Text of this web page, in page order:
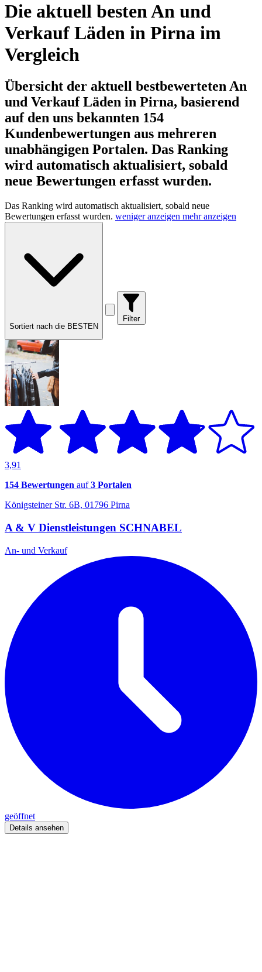
Die aktuell besten An und
Verkauf Läden in Pirna im
Vergleich
Übersicht der aktuell bestbewerteten An
und Verkauf Läden in Pirna, basierend
auf den uns bekannten 154
Kundenbewertungen aus mehreren
unabhängigen Portalen. Das Ranking
wird automatisch aktualisiert, sobald
neue Bewertungen erfasst wurden.
Das Ranking wird automatisch aktualisiert, sobald neue
Bewertungen erfasst wurden. weniger anzeigen mehr anzeigen
Sortiert nach die BESTEN
Filter
3,91
154 Bewertungen auf3 Portalen
Königsteiner Str. 6B, 01796 Pirna
A & V Dienstleistungen SCHNABEL
An- und Verkauf
geöffnet
Details ansehen